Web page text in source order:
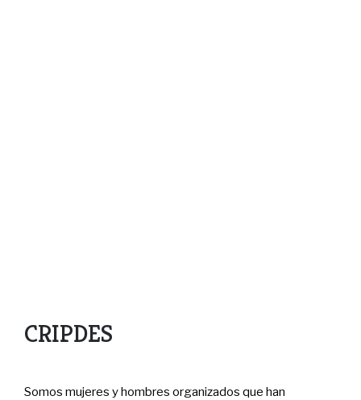
CRIPDES
Somos mujeres y hombres organizados que han